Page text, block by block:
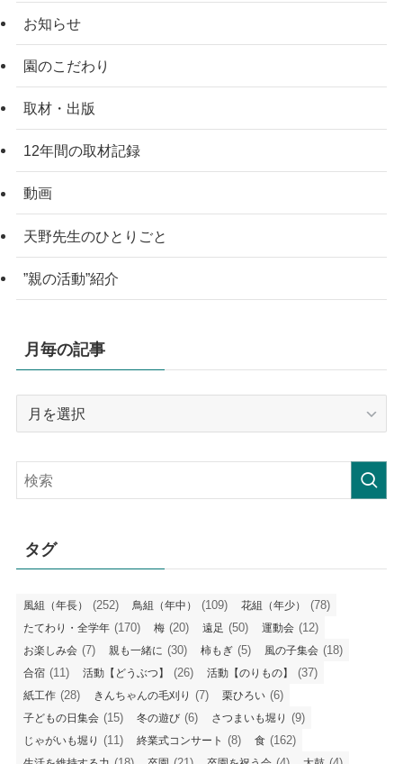
お知らせ
園のこだわり
取材・出版
12年間の取材記録
動画
天野先生のひとりごと
”親の活動”紹介
月毎の記事
記
事
タグ
風組（年長） (252) 鳥組（年中） (109) 花組（年少） (78)
たてわり・全学年 (170) 梅 (20) 遠足 (50) 運動会 (12)
お楽しみ会 (7) 親も一緒に (30) 柿もぎ (5) 風の子集会 (18)
合宿 (11) 活動【どうぶつ】 (26) 活動【のりもの】 (37)
紙工作 (28) きんちゃんの毛刈り (7) 栗ひろい (6)
子どもの日集会 (15) 冬の遊び (6) さつまいも堀り (9)
じゃがいも堀り (11) 終業式コンサート (8) 食 (162)